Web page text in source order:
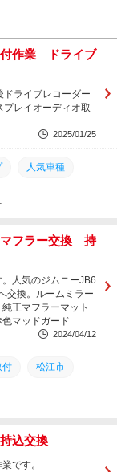
作業 ドライブ
ライブレコーダー
レイオーディオ取
2025/01/25
人気車種
り付け 取付
フラー交換 持
人気のジムニーJB6
交換。ルームミラー
正マフラーマット
マッドガード
2024/04/12
付 松江市
込交換
です。